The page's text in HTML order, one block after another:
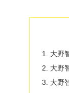
大野
大野
大野